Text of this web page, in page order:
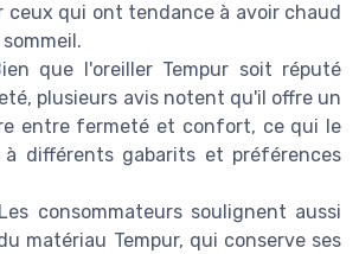
ceux qui ont tendance à avoir chaud
que l'oreiller Tempur soit réputé
plusieurs avis notent qu'il offre un
entre fermeté et confort, ce qui le
à différents gabarits et préférences
Les consommateurs soulignent aussi
matériau Tempur, qui conserve ses